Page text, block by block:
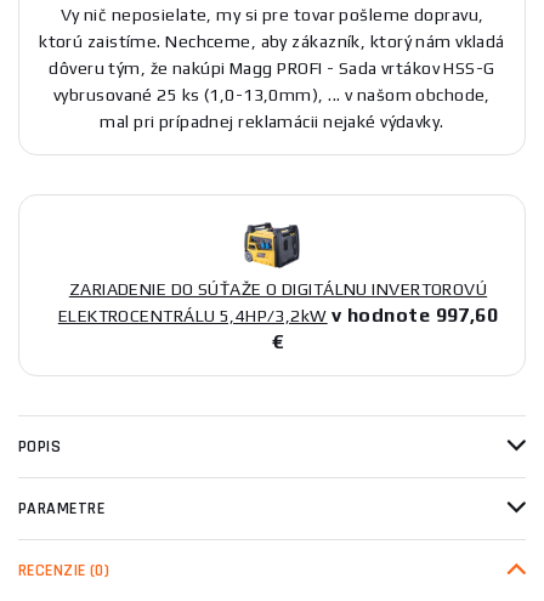
Vy nič neposielate, my si pre tovar pošleme dopravu,
ktorú zaistíme. Nechceme, aby zákazník, ktorý nám vkladá
dôveru tým, že nakúpi Magg PROFI - Sada vrtákov HSS-G
vybrusované 25 ks (1,0-13,0mm), ... v našom obchode,
mal pri prípadnej reklamácii nejaké výdavky.
ZARIADENIE DO SÚŤAŽE O DIGITÁLNU INVERTOROVÚ
ELEKTROCENTRÁLU 5,4HP/3,2kW v hodnote 997,60
€
POPIS
PARAMETRE
RECENZIE (0)